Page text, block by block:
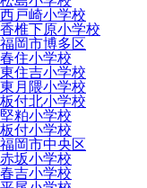
西戸崎小学校
香椎下原小学校
福岡市博多区
春住小学校
東住吉小学校
東月隈小学校
板付北小学校
堅粕小学校
板付小学校
福岡市中央区
赤坂小学校
春吉小学校